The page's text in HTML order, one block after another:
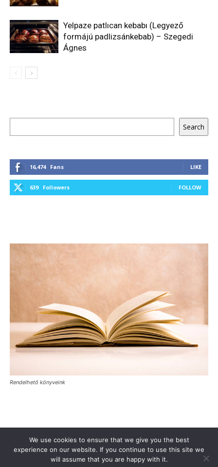
Yelpaze patlıcan kebabı (Legyező
formájú padlizsánkebab) – Szegedi
Ágnes
Search
16,474 Fans LIKE
639 Followers FOLLOW
Rendelhető könyveink
Támogasd a Türkinfót! Kiadványaink
Médiaajánlat
Impresszum
Adatkezelési Tájékoztató ÁSZF
Alapítvány
Rólunk
Kapcsolat
We use cookies to ensure that we give you the best
experience on our website. If you continue to use this site we
will assume that you are happy with it.